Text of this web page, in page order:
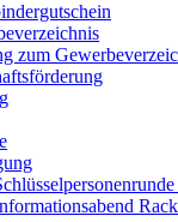
zum